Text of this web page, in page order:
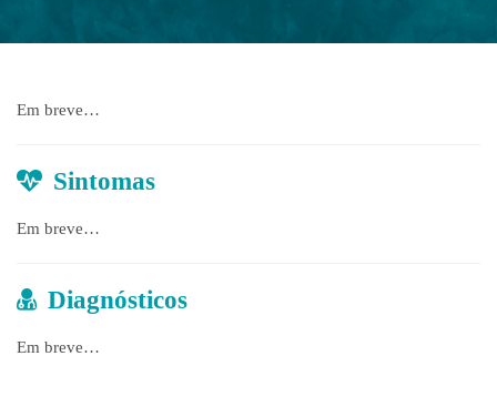
Em breve…
Sintomas
Em breve…
Diagnósticos
Em breve…